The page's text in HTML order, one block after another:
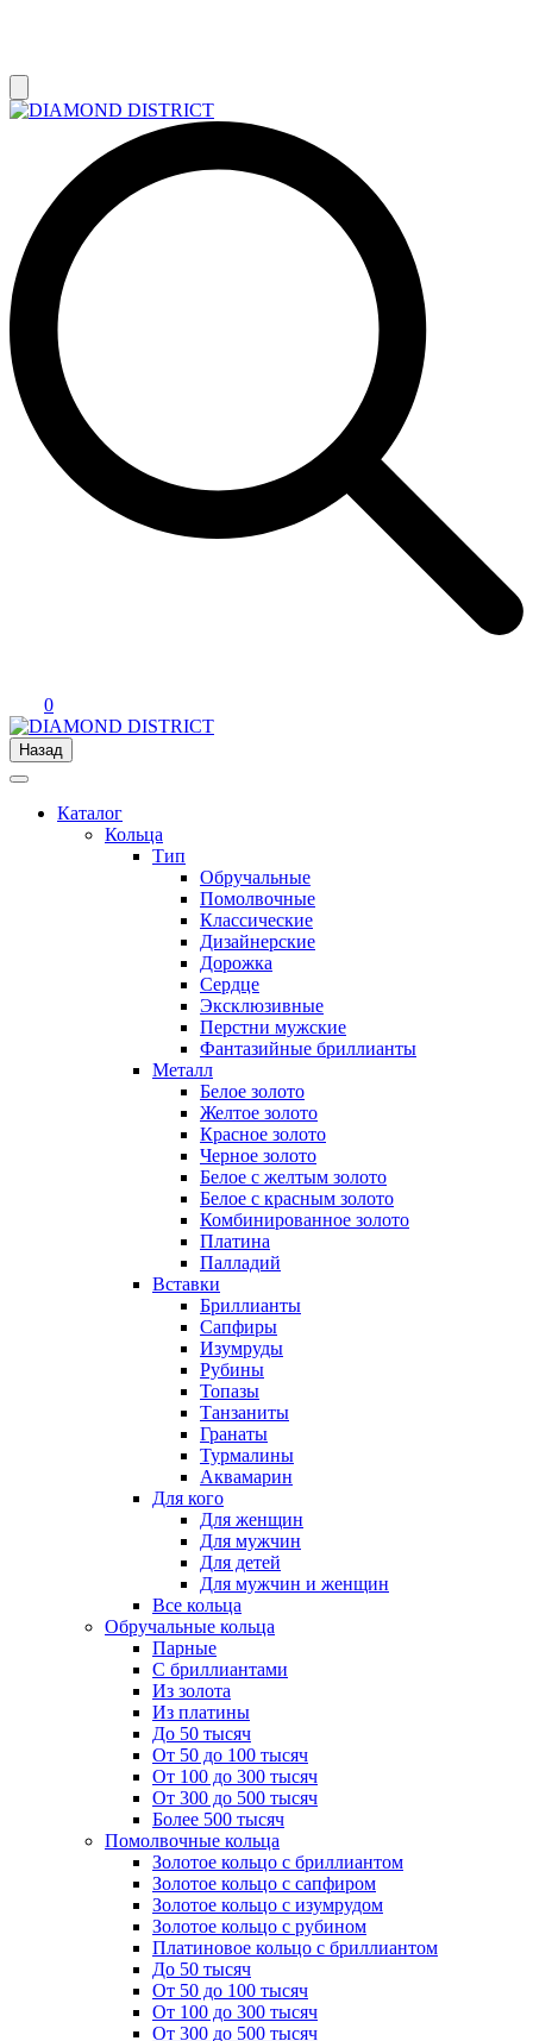
0
Назад
Каталог
Кольца
Тип
Обручальные
Помолвочные
Классические
Дизайнерские
Дорожка
Сердце
Эксклюзивные
Перстни мужские
Фантазийные бриллианты
Металл
Белое золото
Желтое золото
Красное золото
Черное золото
Белое с желтым золото
Белое с красным золото
Комбинированное золото
Платина
Палладий
Вставки
Бриллианты
Сапфиры
Изумруды
Рубины
Топазы
Танзаниты
Гранаты
Турмалины
Аквамарин
Для кого
Для женщин
Для мужчин
Для детей
Для мужчин и женщин
Все кольца
Обручальные кольца
Парные
С бриллиантами
Из золота
Из платины
До 50 тысяч
От 50 до 100 тысяч
От 100 до 300 тысяч
От 300 до 500 тысяч
Более 500 тысяч
Помолвочные кольца
Золотое кольцо с бриллиантом
Золотое кольцо с сапфиром
Золотое кольцо с изумрудом
Золотое кольцо с рубином
Платиновое кольцо с бриллиантом
До 50 тысяч
От 50 до 100 тысяч
От 100 до 300 тысяч
От 300 до 500 тысяч